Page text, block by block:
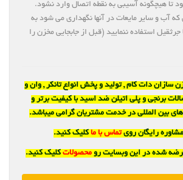
تا هیچگونه آسیبی به نقطه اتصال وارد نشود.
که آب و سایر مایعات در آنها نگهداری می شود به
استفاده ننمایید (قبل از جابجایی مخزن را
سازان دات کام , تولید و پخش انواع تانکر , وان و
برنجی و پلی اتیلن ضد اسید با کیفیت برتر و
بین المللی در خدمت مشتریان گرامی میباشد.
رایگان رویتماس با ما کلیک کنید.
شده در این وبسایت رومحصولات کلیک کنید.